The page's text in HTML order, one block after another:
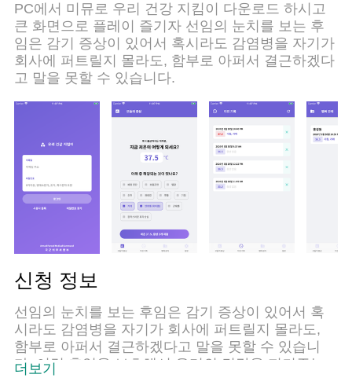
PC에서 미뮤로 우리 건강 지킴이 다운로드 하시고
큰 화면으로 플레이 즐기자 선임의 눈치를 보는 후
임은 감기 증상이 있어서 혹시라도 감염병을 자기가
회사에 퍼트릴지 몰라도, 함부로 아퍼서 결근하겠다
고 말을 못할 수 있습니다.
신청 정보
선임의 눈치를 보는 후임은 감기 증상이 있어서 혹
시라도 감염병을 자기가 회사에 퍼트릴지 몰라도,
함부로 아퍼서 결근하겠다고 말을 못할 수 있습니
다. 이런 후임을 보호해서 우리의 건강을 지켜주는,
더보기